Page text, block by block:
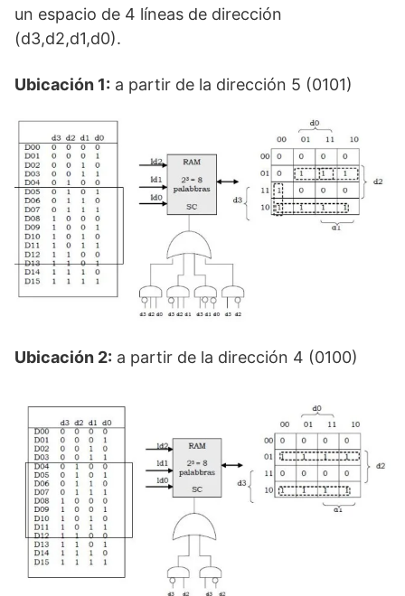
un espacio de 4 líneas de dirección
(d3,d2,d1,d0).
Ubicación 1: a partir de la dirección 5 (0101)
Ubicación 2: a partir de la dirección 4 (0100)